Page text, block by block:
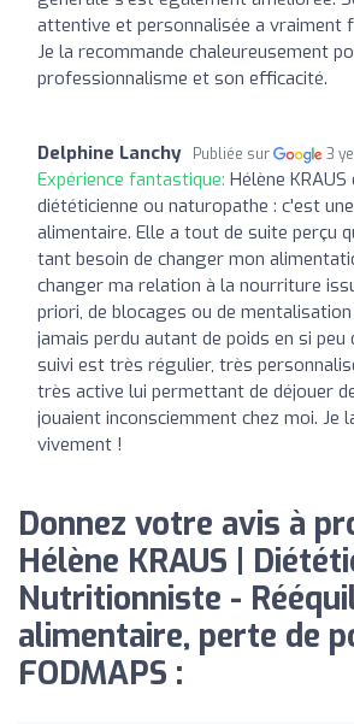
attentive et personnalisée a vraiment
Je la recommande chaleureusement
professionnalisme et son efficacité.
Delphine Lanchy Publiée sur 3
Expérience fantastique: Hélène
diététicienne ou naturopathe : c'est
alimentaire. Elle a tout de suite perçu
tant besoin de changer mon
changer ma relation à la nourriture
priori, de blocages ou de mentalisation
jamais perdu autant de poids en si
suivi est très régulier, très
très active lui permettant de déjouer
jouaient inconsciemment chez moi. Je
vivement !
Donnez votre avis à
Hélène KRAUS |
Nutritionniste -
alimentaire, perte de
FODMAPS :